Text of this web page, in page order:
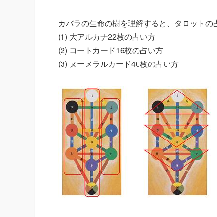
カバラの生命の樹を理解すると、タロットの
(1) 大アルカナ22枚の占い方
(2) コートカード16枚の占い方
(3) ヌーメラルカード40枚の占い方